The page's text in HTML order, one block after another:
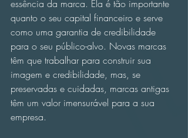
essência da marca. Ela é tão importante
quanto o seu capital financeiro e serve
como uma garantia de credibilidade
para o seu público-alvo. Novas marcas
têm que trabalhar para construir sua
imagem e credibilidade, mas, se
preservadas e cuidadas, marcas antigas
têm um valor imensurável para a sua
empresa.